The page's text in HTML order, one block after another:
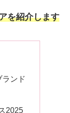
を紹介します
ンド
2025